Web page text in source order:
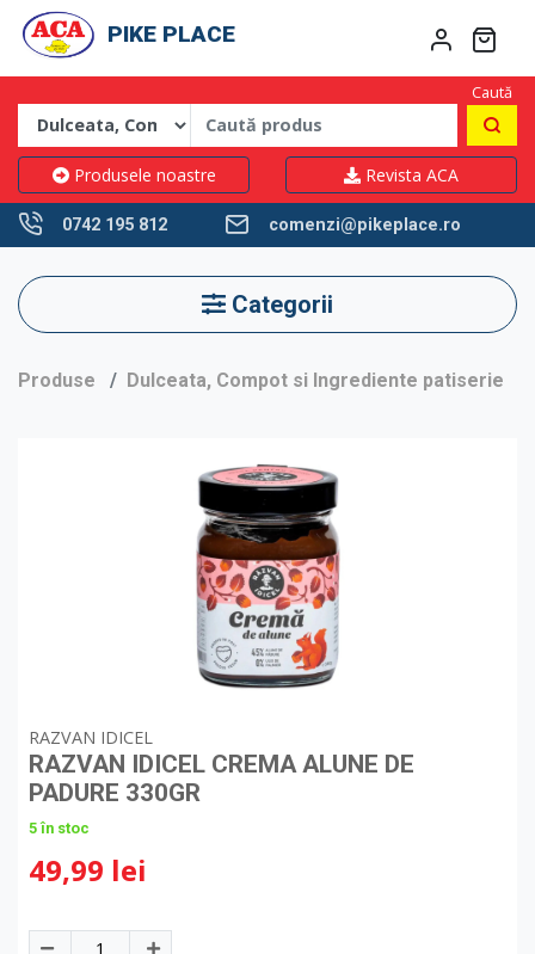
PIKE PLACE
Caută
Produsele noastre Revista ACA
0742 195 812 comenzi@pikeplace.ro
Categorii
Produse Dulceata, Compot si Ingrediente patiserie
RAZVAN IDICEL
RAZVAN IDICEL CREMA ALUNE DE
PADURE 330GR
5 în stoc
49,99 lei